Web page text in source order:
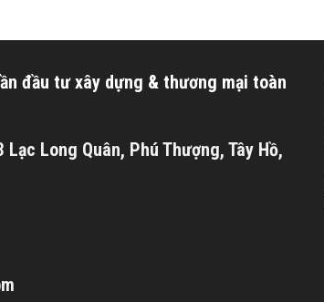
đầu tư xây dựng & thương mại toàn
Long Quân, Phú Thượng, Tây Hồ,